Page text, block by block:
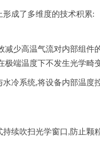
成了多维度的技术积累:
减少高温气流对内部组
端温度下不发生光学畸
冷系统,将设备内部温
持续吹扫光学窗口,防止颗